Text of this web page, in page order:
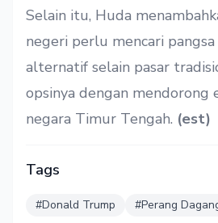
Selain itu, Huda
negeri perlu mencari
alternatif selain pasar
opsinya dengan mendorong
negara Timur Tengah. (est)
Tags
#Donald Trump #Perang